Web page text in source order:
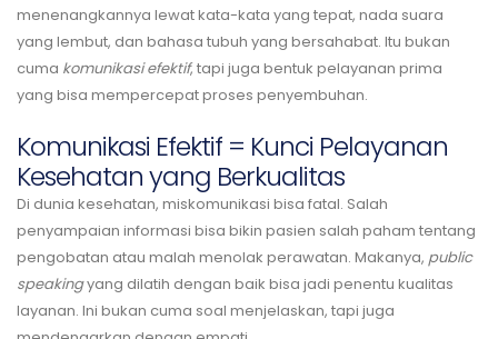
menenangkannya lewat kata-kata yang tepat, nada suara
yang lembut, dan bahasa tubuh yang bersahabat. Itu bukan
cuma komunikasi efektif, tapi juga bentuk pelayanan prima
yang bisa mempercepat proses penyembuhan.
Komunikasi Efektif = Kunci Pelayanan
Kesehatan yang Berkualitas
Di dunia kesehatan, miskomunikasi bisa fatal. Salah
penyampaian informasi bisa bikin pasien salah paham tentang
pengobatan atau malah menolak perawatan. Makanya, public
speakingyang dilatih dengan baik bisa jadi penentu kualitas
layanan. Ini bukan cuma soal menjelaskan, tapi juga